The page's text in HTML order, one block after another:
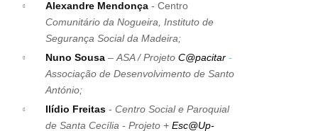
Alexandre Mendonça - Centro
Comunitário da Nogueira, Instituto de
Segurança Social da Madeira;
Nuno Sousa – ASA / Projeto C@pacitar -
Associação de Desenvolvimento de Santo
António;
Ilídio Freitas - Centro Social e Paroquial
de Santa Cecília - Projeto + Esc@Up-